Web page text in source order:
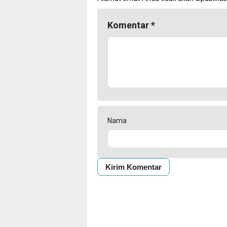
Komentar*
Nama